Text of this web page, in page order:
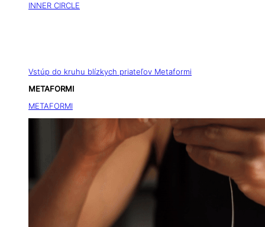
INNER CIRCLE
Vstúp do kruhu blízkych priateľov Metaformi
METAFORMI
METAFORMI